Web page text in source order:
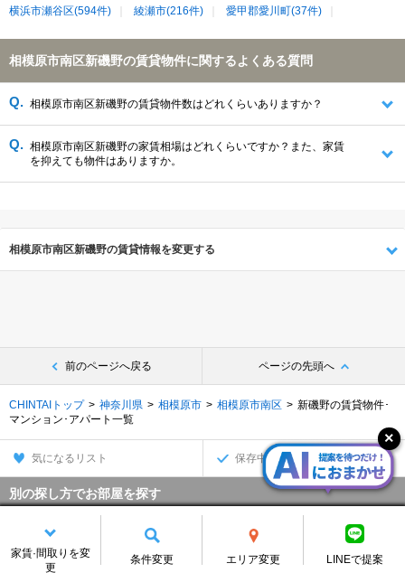
家賃·間取りを変
更
条件変更 エリア変更 LINEで提案
横浜市瀬谷区(594件)
綾瀬市(216件) 愛甲郡愛川町(37件)
相模原市南区新磯野の賃貸物件に関するよくある質問
相模原市南区新磯野の賃貸物件数はどれくらいありますか？
相模原市南区新磯野の家賃相場はどれくらいですか？また、家賃
を抑えても物件はありますか。
相模原市南区新磯野の賃貸情報を変更する
前のページへ戻る ページの先頭へ
CHINTAIトップ 神奈川県 相模原市 相模原市南区
新磯野の賃貸物件･
マンション･アパート一覧
気になるリスト 保存中の条件
別の探し方でお部屋を探す
沿線・駅から 住所から
家賃相場から 通勤通学時間から